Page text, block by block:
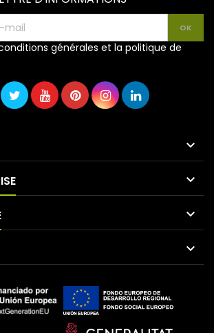
générales et la politique de



